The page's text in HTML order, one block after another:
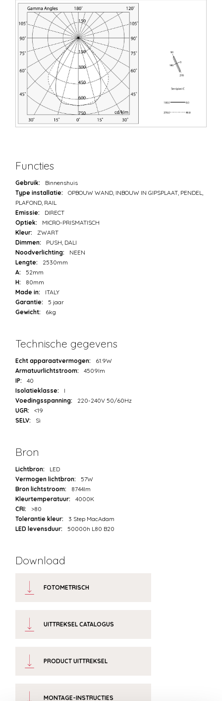
Functies
Gebruik:
Binnenshuis
Type installatie:
OPBOUW WAND, INBOUW IN GIPSPLAAT, PENDEL,
PLAFOND, RAIL
Emissie:
DIRECT
Optiek:
MICRO-PRISMATISCH
Kleur:
ZWART
Dimmen:
PUSH, DALI
Noodverlichting:
NEEN
Lengte:
2530mm
A:
52mm
H:
80mm
Made in:
ITALY
Garantie:
5 jaar
Gewicht:
6kg
Technische gegevens
Echt apparaatvermogen:
61.9W
Armatuurlichtstroom:
4509lm
IP:
40
Isolatieklasse:
I
Voedingsspanning:
220-240V 50/60Hz
UGR:
<19
SELV:
Sì
Bron
Lichtbron:
LED
Vermogen lichtbron:
57W
Bron lichtstroom:
8744lm
Kleurtemperatuur:
4000K
CRI:
>80
Tolerantie kleur:
3 Step MacAdam
LED levensduur:
50000h L80 B20
Download
FOTOMETRISCH
UITTREKSEL CATALOGUS
PRODUCT UITTREKSEL
MONTAGE-INSTRUCTIES